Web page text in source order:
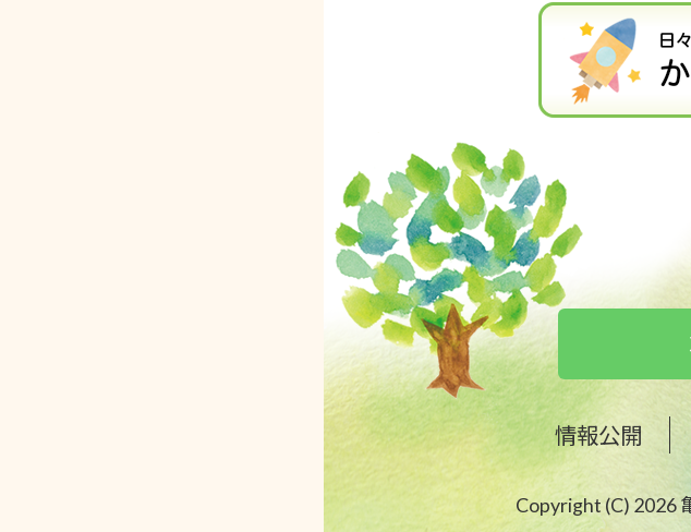
情報公開
Copyright (C) 2026